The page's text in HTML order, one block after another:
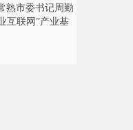
熟市委书记周勤
互联网”产业基